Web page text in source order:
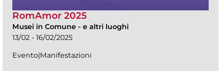
RomAmor 2025
Musei in Comune - e altri luoghi
13/02 - 16/02/2025
Evento|Manifestazioni